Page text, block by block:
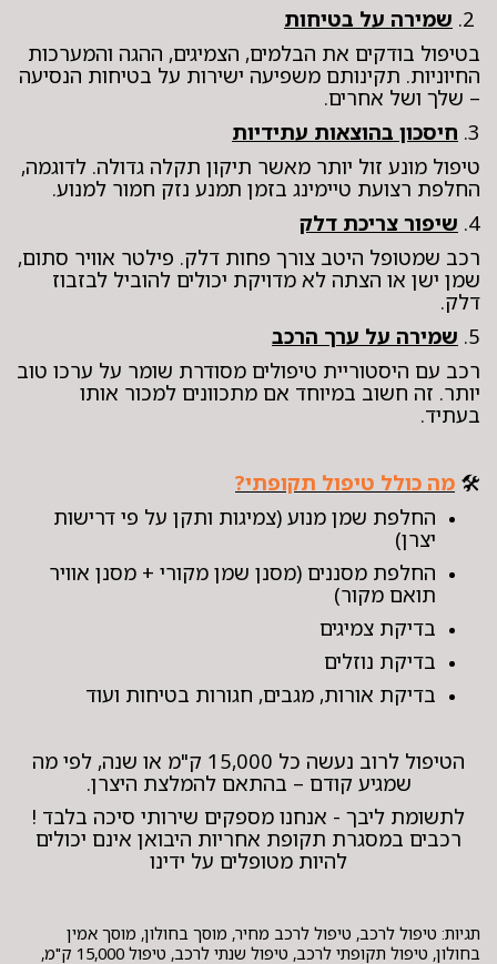
שמירה על בטיחות
בטיפול בודקים את הבלמים, הצמיגים, ההגה והמערכות
החיוניות. תקינותם משפיעה ישירות על בטיחות הנסיעה
– שלך ושל אחרים.
3. חיסכון בהוצאות עתידיות
טיפול מונע זול יותר מאשר תיקון תקלה גדולה. לדוגמה,
החלפת רצועת טיימינג בזמן תמנע נזק חמור למנוע.
4. שיפור צריכת דלק
רכב שמטופל היטב צורך פחות דלק. פילטר אוויר סתום,
שמן ישן או הצתה לא מדויקת יכולים להוביל לבזבוז
דלק.
5. שמירה על ערך הרכב
רכב עם היסטוריית טיפולים מסודרת שומר על ערכו טוב
יותר. זה חשוב במיוחד אם מתכוונים למכור אותו
בעתיד.
🛠️ מה כולל טיפול תקופתי?
החלפת שמן מנוע (צמיגות ותקן על פי דרישות
יצרן)
החלפת מסננים (מסנן שמן מקורי + מסנן אוויר
תואם מקור)
בדיקת צמיגים
בדיקת נוזלים
בדיקת אורות, מגבים, חגורות בטיחות ועוד
הטיפול לרוב נעשה כל 15,000 ק"מ או שנה, לפי מה
שמגיע קודם – בהתאם להמלצת היצרן.
לתשומת ליבך - אנחנו מספקים שירותי סיכה בלבד !
רכבים במסגרת תקופת אחריות היבואן אינם יכולים
להיות מטופלים על ידינו
תגיות: טיפול לרכב, טיפול לרכב מחיר, מוסך בחולון, מוסך אמין
בחולון, טיפול תקופתי לרכב, טיפול שנתי לרכב, טיפול 15,000 ק"מ,